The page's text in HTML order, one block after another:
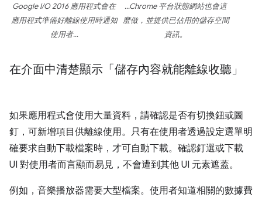
Google I/O 2016 應用程式會在
應用程式準備好離線使用時通知
使用者…
…Chrome 平台狀態網站也會這
麼做，並提供已佔用的儲存空間
資訊。
在介面中清楚顯示「儲存內容就能離線收聽」
如果應用程式會使用大量資料，請確認是否有切換鈕或圖
釘，可新增項目供離線使用。只有在使用者透過設定選單明
確要求自動下載檔案時，才可自動下載。確認釘選或下載
UI 對使用者而言顯而易見，不會遭到其他 UI 元素遮蓋。
例如，音樂播放器需要大型檔案。使用者知道相關的數據費